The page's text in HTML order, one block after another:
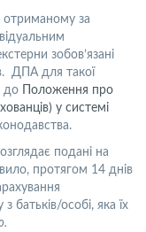
отриманому за
зобов’язані
ДПА для такої
до
Положення про
у системі
подані на
протягом 14 днів
батьків/особі, яка їх